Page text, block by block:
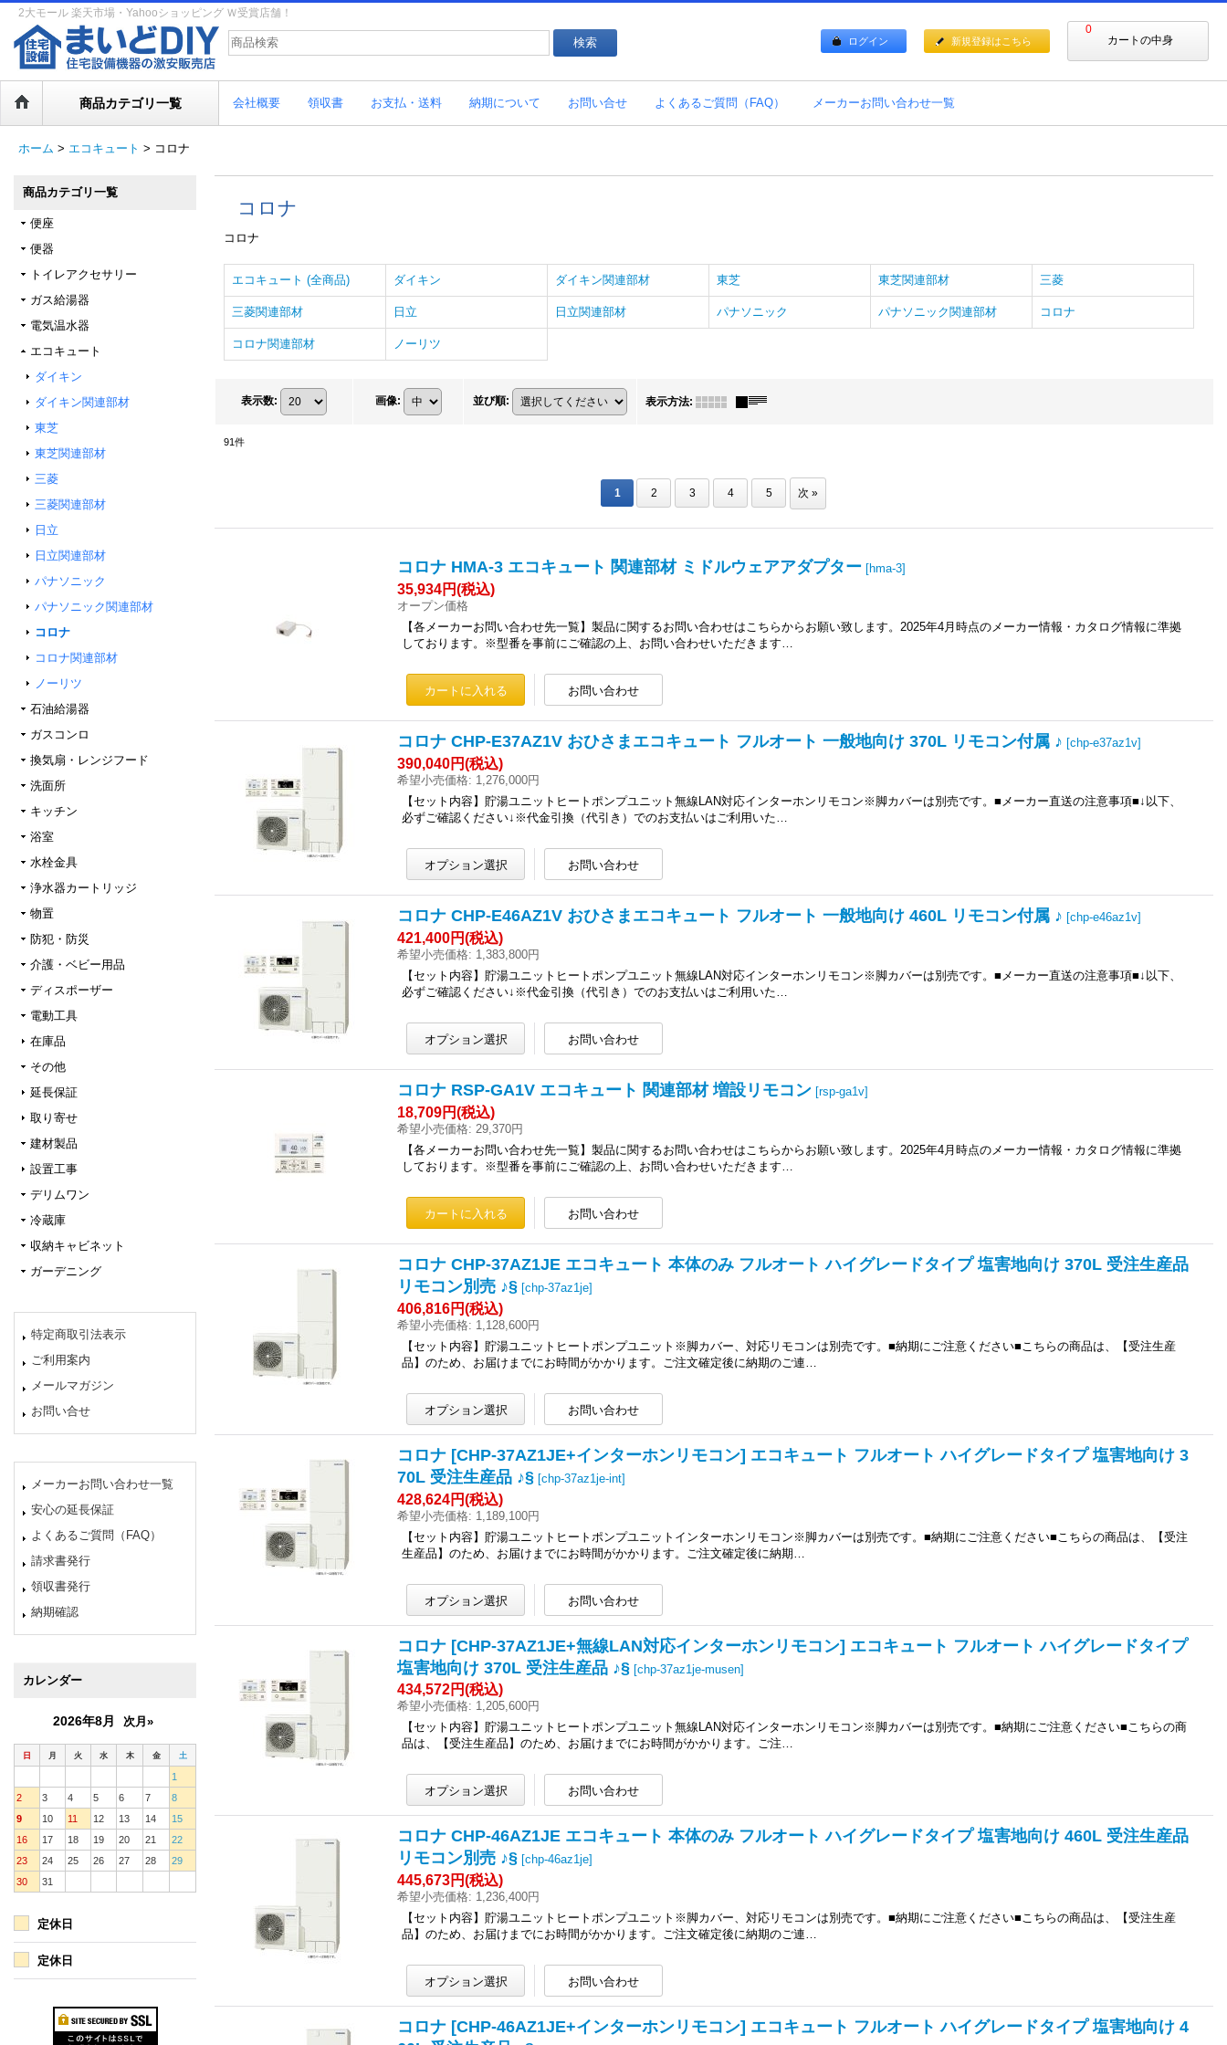
2大モール 楽天市場・Yahooショッピング Ｗ受賞店舗！
0
カートの中身
ログイン 新規登録はこちら
商品カテゴリ一覧 会社概要 領収書 お支払・送料 納期について お問い合せ よくあるご質問（FAQ） メーカーお問い合わせ一覧
ホーム > エコキュート > コロナ
商品カテゴリ一覧
便座
便器
トイレアクセサリー
ガス給湯器
電気温水器
エコキュート
ダイキン
ダイキン関連部材
東芝
東芝関連部材
三菱
三菱関連部材
日立
日立関連部材
パナソニック
パナソニック関連部材
コロナ
コロナ関連部材
ノーリツ
石油給湯器
ガスコンロ
換気扇・レンジフード
洗面所
キッチン
浴室
水栓金具
浄水器カートリッジ
物置
防犯・防災
介護・ベビー用品
ディスポーザー
電動工具
在庫品
その他
延長保証
取り寄せ
建材製品
設置工事
デリムワン
冷蔵庫
収納キャビネット
ガーデニング
特定商取引法表示
ご利用案内
メールマガジン
お問い合せ
メーカーお問い合わせ一覧
安心の延長保証
よくあるご質問（FAQ）
請求書発行
領収書発行
納期確認
カレンダー
2026年8月 次月»
日 月 火 水 木 金 土
1
2
3 4 5 6 7
8
9
10 11 12 13 14
15
16
17 18 19 20 21
22
23
24 25 26 27 28
29
30
31
定休日
定休日
コロナ
コロナ
エコキュート (全商品) ダイキン ダイキン関連部材 東芝 東芝関連部材 三菱
三菱関連部材 日立 日立関連部材 パナソニック パナソニック関連部材 コロナ
コロナ関連部材 ノーリツ
表示数: 画像: 並び順: 表示方法:
91件
1 2 3 4 5 次 »
コロナ HMA-3 エコキュート 関連部材 ミドルウェアアダプター [hma-3]
35,934円(税込)
オープン価格
【各メーカーお問い合わせ先一覧】製品に関するお問い合わせはこちらからお願い致します。2025年4月時点のメーカー情報・カタログ情報に準拠
しております。※型番を事前にご確認の上、お問い合わせいただきます…
コロナ CHP-E37AZ1V おひさまエコキュート フルオート 一般地向け 370L リモコン付属 ♪ [chp-e37az1v]
390,040円(税込)
希望小売価格: 1,276,000円
【セット内容】貯湯ユニットヒートポンプユニット無線LAN対応インターホンリモコン※脚カバーは別売です。■メーカー直送の注意事項■↓以下、
必ずご確認ください↓※代金引換（代引き）でのお支払いはご利用いた…
コロナ CHP-E46AZ1V おひさまエコキュート フルオート 一般地向け 460L リモコン付属 ♪ [chp-e46az1v]
421,400円(税込)
希望小売価格: 1,383,800円
【セット内容】貯湯ユニットヒートポンプユニット無線LAN対応インターホンリモコン※脚カバーは別売です。■メーカー直送の注意事項■↓以下、
必ずご確認ください↓※代金引換（代引き）でのお支払いはご利用いた…
コロナ RSP-GA1V エコキュート 関連部材 増設リモコン [rsp-ga1v]
18,709円(税込)
希望小売価格: 29,370円
【各メーカーお問い合わせ先一覧】製品に関するお問い合わせはこちらからお願い致します。2025年4月時点のメーカー情報・カタログ情報に準拠
しております。※型番を事前にご確認の上、お問い合わせいただきます…
コロナ CHP-37AZ1JE エコキュート 本体のみ フルオート ハイグレードタイプ 塩害地向け 370L 受注生産品
リモコン別売 ♪§ [chp-37az1je]
406,816円(税込)
希望小売価格: 1,128,600円
【セット内容】貯湯ユニットヒートポンプユニット※脚カバー、対応リモコンは別売です。■納期にご注意ください■こちらの商品は、【受注生産
品】のため、お届けまでにお時間がかかります。ご注文確定後に納期のご連…
コロナ [CHP-37AZ1JE+インターホンリモコン] エコキュート フルオート ハイグレードタイプ 塩害地向け 3
70L 受注生産品 ♪§ [chp-37az1je-int]
428,624円(税込)
希望小売価格: 1,189,100円
【セット内容】貯湯ユニットヒートポンプユニットインターホンリモコン※脚カバーは別売です。■納期にご注意ください■こちらの商品は、【受注
生産品】のため、お届けまでにお時間がかかります。ご注文確定後に納期…
コロナ [CHP-37AZ1JE+無線LAN対応インターホンリモコン] エコキュート フルオート ハイグレードタイプ
塩害地向け 370L 受注生産品 ♪§ [chp-37az1je-musen]
434,572円(税込)
希望小売価格: 1,205,600円
【セット内容】貯湯ユニットヒートポンプユニット無線LAN対応インターホンリモコン※脚カバーは別売です。■納期にご注意ください■こちらの商
品は、【受注生産品】のため、お届けまでにお時間がかかります。ご注…
コロナ CHP-46AZ1JE エコキュート 本体のみ フルオート ハイグレードタイプ 塩害地向け 460L 受注生産品
リモコン別売 ♪§ [chp-46az1je]
445,673円(税込)
希望小売価格: 1,236,400円
【セット内容】貯湯ユニットヒートポンプユニット※脚カバー、対応リモコンは別売です。■納期にご注意ください■こちらの商品は、【受注生産
品】のため、お届けまでにお時間がかかります。ご注文確定後に納期のご連…
コロナ [CHP-46AZ1JE+インターホンリモコン] エコキュート フルオート ハイグレードタイプ 塩害地向け 4